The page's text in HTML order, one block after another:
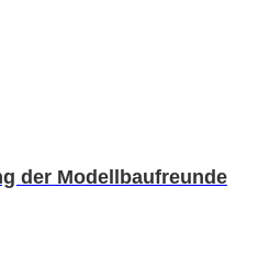
der Modellbaufreunde